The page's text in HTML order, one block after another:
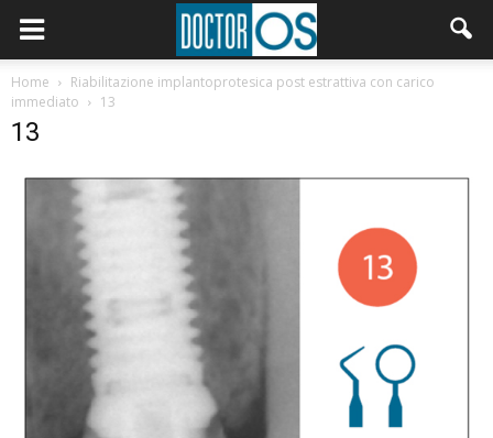
Home
Riabilitazione implantoprotesica post estrattiva con carico
immediato
13
13